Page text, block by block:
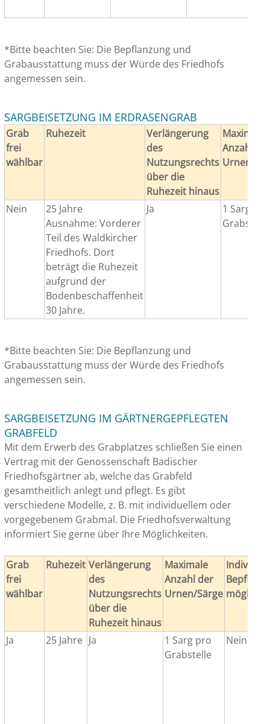
*Bitte beachten Sie: Die Bepflanzung und
Grabausstattung muss der Würde des Friedhofs
angemessen sein.
SARGBEISETZUNG IM ERDRASENGRAB
Grab
frei
wählbar
Ruhezeit
Verlängerung
des
Nutzungsrechts
über die
Ruhezeit hinaus
Maximale
Anzahl
Urnen/
Nein
25 Jahre
Ausnahme: Vorderer
Teil des Waldkircher
Friedhofs. Dort
beträgt die Ruhezeit
aufgrund der
Bodenbeschaffenheit
30 Jahre.
Ja
1 Sarg pro
Grabstelle
*Bitte beachten Sie: Die Bepflanzung und
Grabausstattung muss der Würde des Friedhofs
angemessen sein.
SARGBEISETZUNG IM GÄRTNERGEPFLEGTEN
GRABFELD
Mit dem Erwerb des Grabplatzes schließen Sie einen
Vertrag mit der Genossenschaft Badischer
Friedhofsgärtner ab, welche das Grabfeld
gesamtheitlich anlegt und pflegt. Es gibt
verschiedene Modelle, z. B. mit individuellem oder
vorgegebenem Grabmal. Die Friedhofsverwaltung
informiert Sie gerne über Ihre Möglichkeiten.
Grab
frei
wählbar
Ruhezeit Verlängerung
des
Nutzungsrechts
über die
Ruhezeit hinaus
Maximale
Anzahl der
Urnen/Särge möglich
Ja 25 Jahre Ja
1 Sarg pro
Grabstelle
Nein